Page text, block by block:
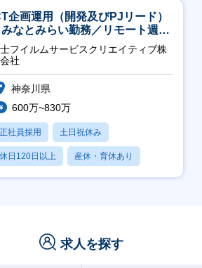
企画運用（開発及びPJリード）
みなとみらい勤務／リモート週
／業務改善～
フイルムサービスクリエイティブ株
社
神奈川県
600万~830万
正社員採用 土日祝休み
休日120日以上 産休・育休あり
月残業20時間以内
求人を探す